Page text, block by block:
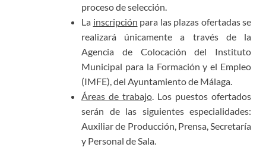
proceso de selección.
La inscripción para las plazas ofertadas se
realizará únicamente a través de la
Agencia de Colocación del Instituto
Municipal para la Formación y el Empleo
(IMFE), del Ayuntamiento de Málaga.
Áreas de trabajo . Los puestos ofertados
serán de las siguientes especialidades:
Auxiliar de Producción, Prensa, Secretaría
y Personal de Sala.